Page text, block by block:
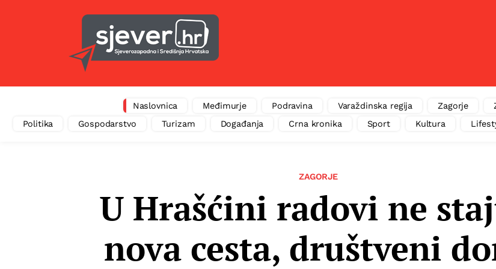
Naslovnica Međimurje Podravina Varaždinska regija Zagorje
Politika
Gospodarstvo Turizam Događanja Crna kronika Sport Kultura
ZAGORJE
U Hrašćini radovi ne
nova cesta, društveni